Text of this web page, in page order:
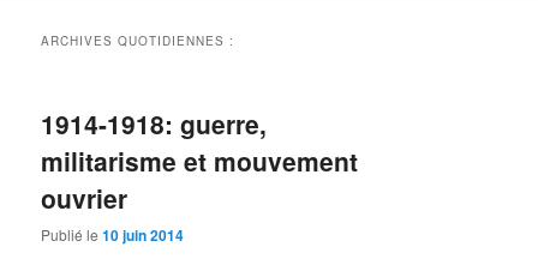
ARCHIVES QUOTIDIENNES :
1914-1918: guerre,
militarisme et mouvement
ouvrier
Publié le10 juin 2014